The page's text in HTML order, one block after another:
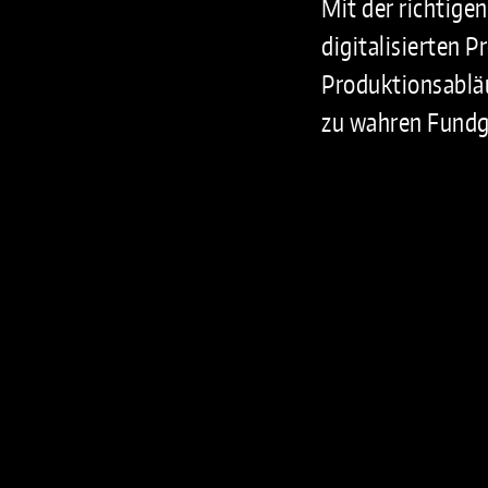
Mit der
digitalisierten
zu wahren